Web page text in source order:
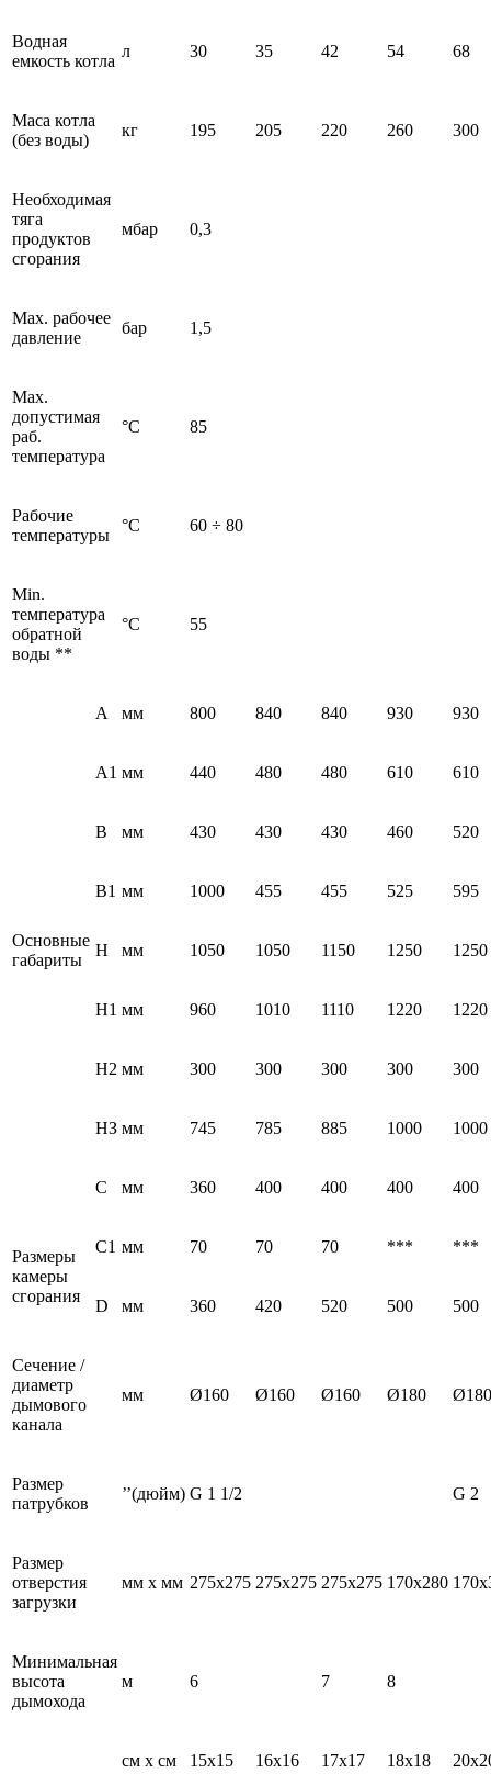
Водная
емкость котла
л 30 35 42 54 68
Маса котла
(без воды)
кг 195 205 220 260 300
Необходимая
тяга
продуктов
сгорания
мбар 0,3
Мах. рабочее
давление
бар 1,5
Мах.
допустимая
раб.
температура
°C 85
Рабочие
температуры
°C 60 ÷ 80
Min.
температура
обратной
воды **
°C 55
Основные
габариты
А мм 800 840 840 930 930
А1 мм 440 480 480 610 610
В мм 430 430 430 460 520
В1 мм 1000 455 455 525 595
Н мм 1050 1050 1150 1250 1250
Н1 мм 960 1010 1110 1220 1220
Н2 мм 300 300 300 300 300
НЗ мм 745 785 885 1000 1000
С мм 360 400 400 400 400
Размеры
камеры
сгорания
С1 мм 70 70 70 *** ***
D мм 360 420 520 500 500
Сечение /
диаметр
дымового
канала
мм Ø160 Ø160 Ø160 Ø180 Ø180
Размер
патрубков
’’(дюйм) G 1 1/2 G 2
Размер
отверстия
загрузки
мм х мм 275x275 275x275 275x275 170x280
Минимальная
высота
дымохода
м 6 7 8
см х см 15x15 16x16 17x17 18x18